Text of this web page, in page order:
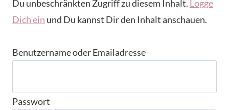
Du unbeschränkten Zugriff zu diesem Inhalt. Logge
Dich ein und Du kannst Dir den Inhalt anschauen.
Benutzername oder Emailadresse
Passwort